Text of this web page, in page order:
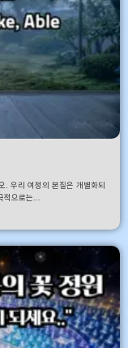
우리 여정의 본질은 개별화되
으로는...